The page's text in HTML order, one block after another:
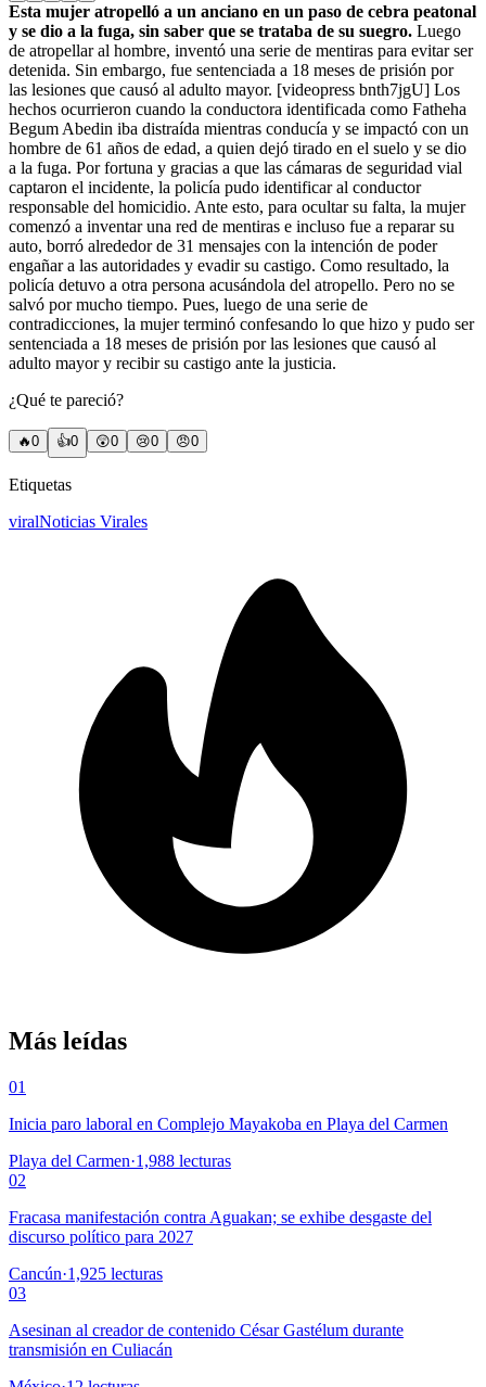
Esta mujer atropelló a un anciano en un paso de cebra peatonal
y se dio a la fuga, sin saber que se trataba de su suegro. Luego
de atropellar al hombre, inventó una serie de mentiras para evitar ser
detenida. Sin embargo, fue sentenciada a 18 meses de prisión por
las lesiones que causó al adulto mayor. [videopress bnth7jgU] Los
hechos ocurrieron cuando la conductora identificada como Fatheha
Begum Abedin iba distraída mientras conducía y se impactó con un
hombre de 61 años de edad, a quien dejó tirado en el suelo y se dio
a la fuga. Por fortuna y gracias a que las cámaras de seguridad vial
captaron el incidente, la policía pudo identificar al conductor
responsable del homicidio. Ante esto, para ocultar su falta, la mujer
comenzó a inventar una red de mentiras e incluso fue a reparar su
auto, borró alrededor de 31 mensajes con la intención de poder
engañar a las autoridades y evadir su castigo. Como resultado, la
policía detuvo a otra persona acusándola del atropello. Pero no se
salvó por mucho tiempo. Pues, luego de una serie de
contradicciones, la mujer terminó confesando lo que hizo y pudo ser
sentenciada a 18 meses de prisión por las lesiones que causó al
adulto mayor y recibir su castigo ante la justicia.
¿Qué te pareció?
🔥0 👍0 😲0 😢0 😠0
Etiquetas
viralNoticias Virales
Más leídas
01
Inicia paro laboral en Complejo Mayakoba en Playa del Carmen
Playa del Carmen·1,988 lecturas
02
Fracasa manifestación contra Aguakan; se exhibe desgaste del
discurso político para 2027
Cancún·1,925 lecturas
03
Asesinan al creador de contenido César Gastélum durante
transmisión en Culiacán